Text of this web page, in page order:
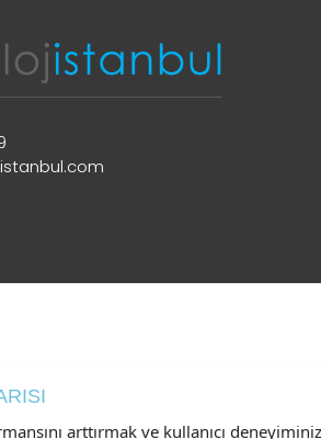
arttırmak ve kullanıcı